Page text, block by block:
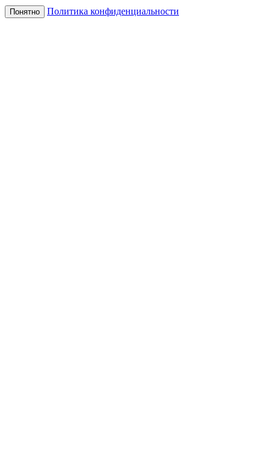
Понятно Политика конфиденциальности